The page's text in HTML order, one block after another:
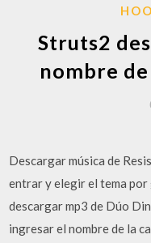
Struts2
nombre
Descargar música de
entrar y elegir el tema
descargar mp3 de Dúo
ingresar el nombre de la